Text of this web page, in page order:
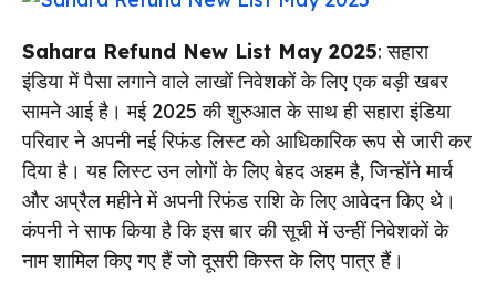
Sahara Refund New List May 2025: सहारा
इंडिया में पैसा लगाने वाले लाखों निवेशकों के लिए एक बड़ी खबर
सामने आई है। मई 2025 की शुरुआत के साथ ही सहारा इंडिया
परिवार ने अपनी नई रिफंड लिस्ट को आधिकारिक रूप से जारी कर
दिया है। यह लिस्ट उन लोगों के लिए बेहद अहम है, जिन्होंने मार्च
और अप्रैल महीने में अपनी रिफंड राशि के लिए आवेदन किए थे।
कंपनी ने साफ किया है कि इस बार की सूची में उन्हीं निवेशकों के
नाम शामिल किए गए हैं जो दूसरी किस्त के लिए पात्र हैं।